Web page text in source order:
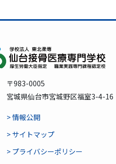
〒983-0005
宮城県仙台市宮城野区福室3-4-16
> 情報公開
> サイトマップ
> プライバシーポリシー